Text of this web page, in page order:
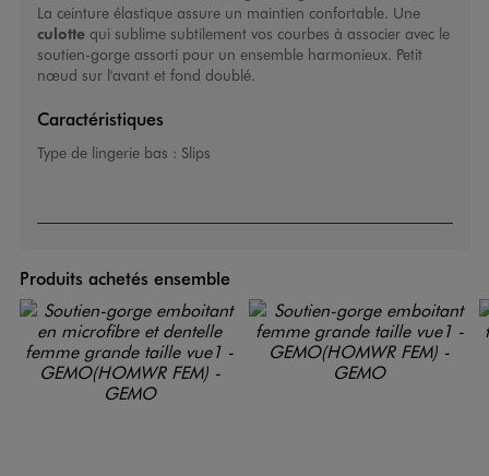
La ceinture élastique assure un maintien confortable. Une
culottequi sublime subtilement vos courbes à associer avec le
soutien-gorgeassorti pour un ensemble harmonieux. Petit
nœud sur l'avant et fond doublé.
Caractéristiques
Type de lingerie bas : Slips
Produits achetés ensemble